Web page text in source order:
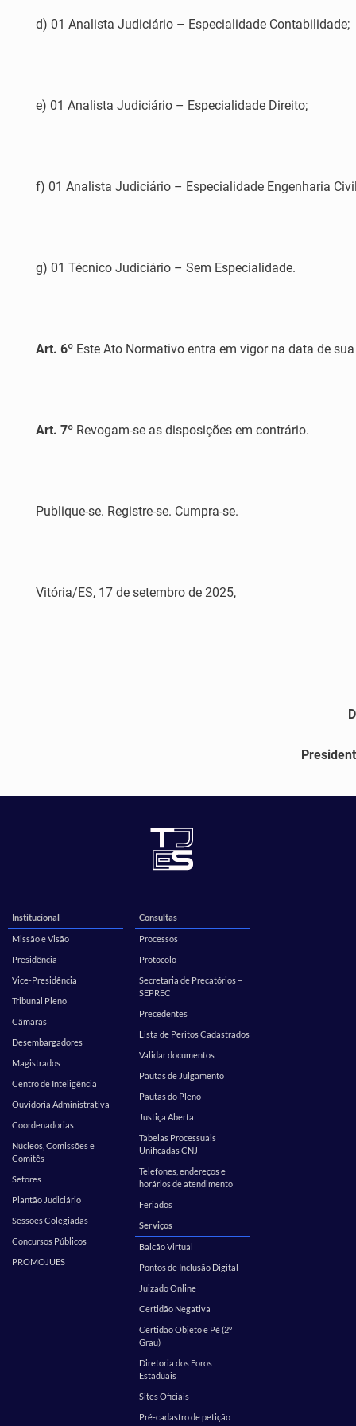
d) 01 Analista Judiciário – Especialidade Contabilidade;
e) 01 Analista Judiciário – Especialidade Direito;
f) 01 Analista Judiciário – Especialidade Engenharia
g) 01 Técnico Judiciário – Sem Especialidade.
Art. 6ºEste Ato Normativo entra em vigor na data de
Art. 7ºRevogam-se as disposições em contrário.
Publique-se. Registre-se. Cumpra-se.
Vitória/ES, 17 de setembro de 2025,
Institucional
Missão e Visão
Presidência
Vice-Presidência
Tribunal Pleno
Câmaras
Desembargadores
Magistrados
Centro de Inteligência
Ouvidoria Administrativa
Coordenadorias
Núcleos, Comissões e
Comitês
Setores
Plantão Judiciário
Sessões Colegiadas
Concursos Públicos
PROMOJUES
Consultas
Processos
Protocolo
Secretaria de Precatórios –
SEPREC
Precedentes
Lista de Peritos Cadastrados
Validar documentos
Pautas de Julgamento
Pautas do Pleno
Justiça Aberta
Tabelas Processuais
Unificadas CNJ
Telefones, endereços e
horários de atendimento
Feriados
Serviços
Balcão Virtual
Pontos de Inclusão Digital
Juizado Online
Certidão Negativa
Certidão Objeto e Pé (2º
Grau)
Diretoria dos Foros
Estaduais
Sites Oficiais
Pré-cadastro de petição